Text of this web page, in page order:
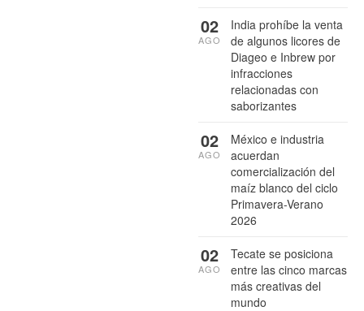
India prohíbe la venta
de algunos licores de
Diageo e Inbrew por
infracciones
relacionadas con
saborizantes
02
AGO
México e industria
acuerdan
comercialización del
maíz blanco del ciclo
Primavera-Verano
2026
02
AGO
Tecate se posiciona
entre las cinco marcas
más creativas del
mundo
02
AGO